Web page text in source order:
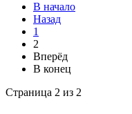
В начало
Назад
1
2
Вперёд
В конец
Страница 2 из 2